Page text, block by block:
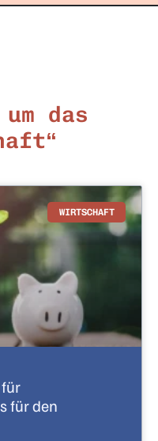
das
WIRTSCHAFT
für den